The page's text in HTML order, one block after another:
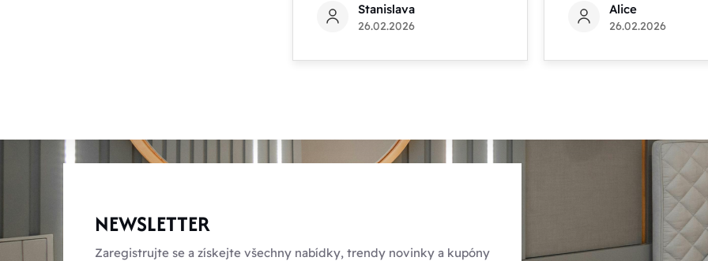
Stanislava
26.02.2026
Alice
26.02.2026
NEWSLETTER
Zaregistrujte se a získejte všechny nabídky, trendy novinky a kupóny